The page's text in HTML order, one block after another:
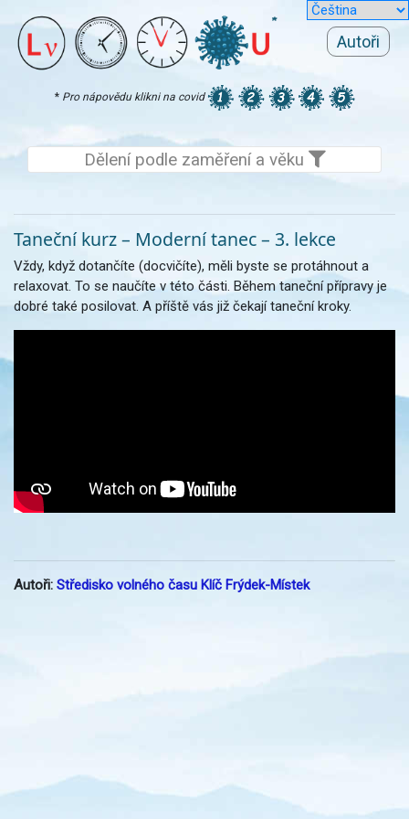
Autoři
* Pro nápovědu klikni na covid
Dělení podle zaměření a věku
Taneční kurz – Moderní tanec – 3. lekce
Vždy, když dotančíte (docvičíte), měli byste se protáhnout a
relaxovat. To se naučíte v této části. Během taneční přípravy je
dobré také posilovat. A příště vás již čekají taneční kroky.
Autoři: Středisko volného času Klíč Frýdek-Místek